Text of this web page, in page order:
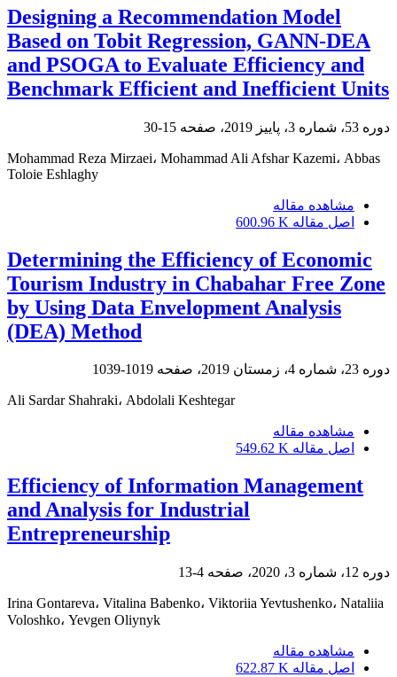
Designing a Recommendation Model
Based on Tobit Regression, GANN-DEA
and PSOGA to Evaluate Efficiency and
Benchmark Efficient and Inefficient Units
دوره 53، شماره 3، پاییز 2019، صفحه 15-30
Mohammad Reza Mirzaei، Mohammad Ali Afshar Kazemi، Abbas
Toloie Eshlaghy
مشاهده مقاله
اصل مقاله 600.96 K
Determining the Efficiency of Economic
Tourism Industry in Chabahar Free Zone
by Using Data Envelopment Analysis
(DEA) Method
دوره 23، شماره 4، زمستان 2019، صفحه 1019-1039
Ali Sardar Shahraki، Abdolali Keshtegar
مشاهده مقاله
اصل مقاله 549.62 K
Efficiency of Information Management
and Analysis for Industrial
Entrepreneurship
دوره 12، شماره 3، 2020، صفحه 4-13
Irina Gontareva، Vitalina Babenko، Viktoriia Yevtushenko، Nataliia
Voloshko، Yevgen Oliynyk
مشاهده مقاله
اصل مقاله 622.87 K